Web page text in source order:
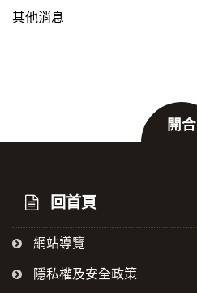
其他消息
開合
回首頁
網站導覽
隱私權及安全政策